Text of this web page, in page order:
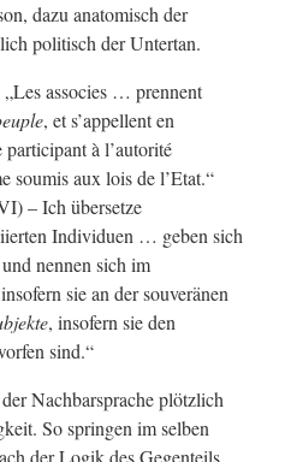
dazu anatomisch der
politisch der Untertan.
„Les associes … prennent
, et s’appellent en
participant à l’autorité
soumis aux lois de l’Etat.“
– Ich übersetze
Individuen … geben sich
und nennen sich im
sie an der souveränen
, insofern sie den
sind.“
Nachbarsprache plötzlich
So springen im selben
der Logik des Gegenteils